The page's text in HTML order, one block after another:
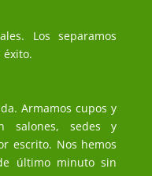
Los separamos
éxito.
Armamos cupos y
salones, sedes y
escrito. Nos hemos
último minuto sin